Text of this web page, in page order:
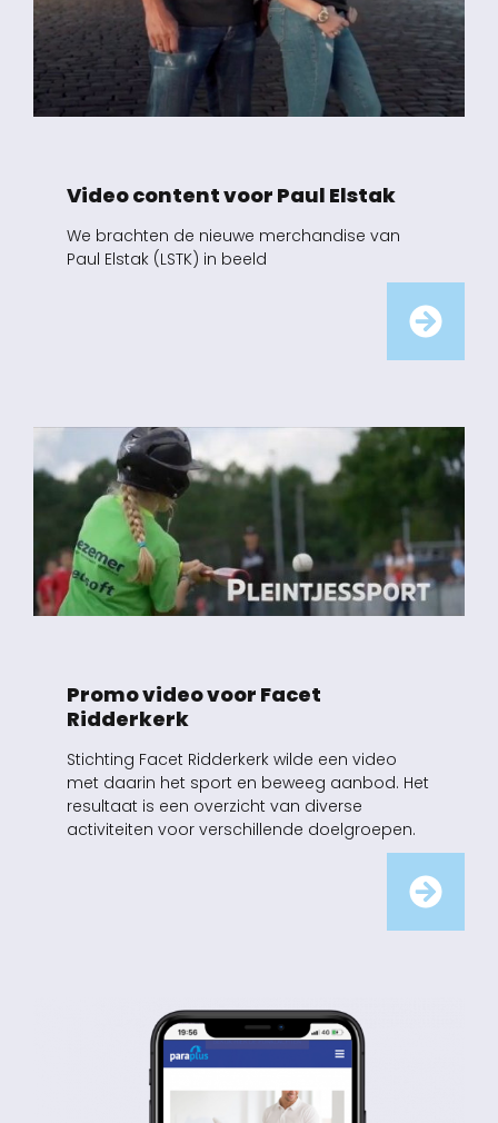
Video content voor Paul Elstak
We brachten de nieuwe merchandise van
Paul Elstak (LSTK) in beeld
Promo video voor Facet
Ridderkerk
Stichting Facet Ridderkerk wilde een video
met daarin het sport en beweeg aanbod. Het
resultaat is een overzicht van diverse
activiteiten voor verschillende doelgroepen.